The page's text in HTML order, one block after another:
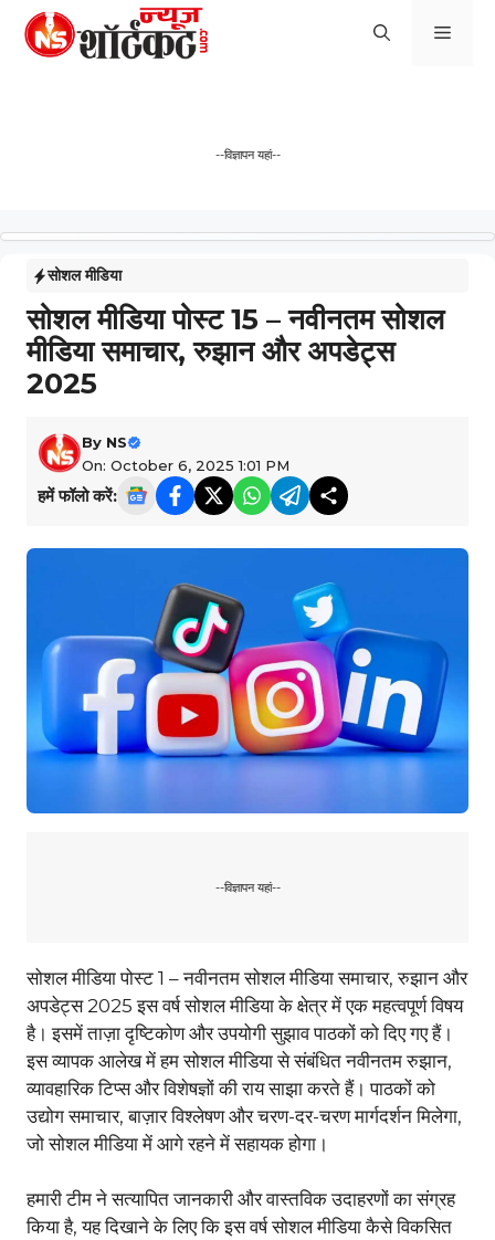
Skip
--विज्ञापन यहां--
सोशल मीडिया
सोशल मीडिया पोस्ट 15 – नवीनतम सोशल
मीडिया समाचार, रुझान और अपडेट्स
2025
By NS
On: October 6, 2025 1:01 PM
हमें फॉलो करें:
--विज्ञापन यहां--
सोशल मीडिया पोस्ट 1 – नवीनतम सोशल मीडिया समाचार, रुझान और
अपडेट्स 2025 इस वर्ष सोशल मीडिया के क्षेत्र में एक महत्वपूर्ण विषय
है। इसमें ताज़ा दृष्टिकोण और उपयोगी सुझाव पाठकों को दिए गए हैं।
इस व्यापक आलेख में हम सोशल मीडिया से संबंधित नवीनतम रुझान,
व्यावहारिक टिप्स और विशेषज्ञों की राय साझा करते हैं। पाठकों को
उद्योग समाचार, बाज़ार विश्लेषण और चरण-दर-चरण मार्गदर्शन मिलेगा,
जो सोशल मीडिया में आगे रहने में सहायक होगा।
हमारी टीम ने सत्यापित जानकारी और वास्तविक उदाहरणों का संग्रह
किया है, यह दिखाने के लिए कि इस वर्ष सोशल मीडिया कैसे विकसित